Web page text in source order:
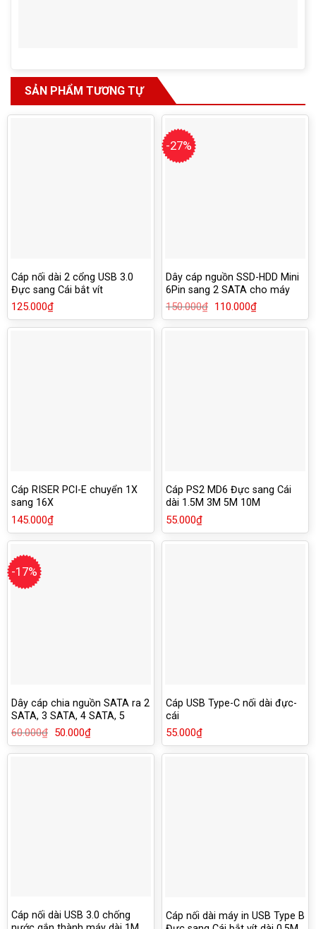
SẢN PHẨM TƯƠNG TỰ
Cáp nối dài 2 cổng USB 3.0
Đực sang Cái bắt vít
125.000₫
-27%
Dây cáp nguồn SSD-HDD Mini
6Pin sang 2 SATA cho máy
DELL 3653 3650 3655 3252
150.000₫
Giá
là:
110.000₫Giá
hiện
tại
Cáp RISER PCI-E chuyển 1X
sang 16X
145.000₫
Cáp PS2 MD6 Đực sang Cái
dài 1.5M 3M 5M 10M
55.000₫
-17%
Dây cáp chia nguồn SATA ra 2
SATA, 3 SATA, 4 SATA, 5
SATA 15Pin SSD HDD
60.000₫
Giá
là:
50.000₫Giá
hiện
tại
Cáp USB Type-C nối dài đực-
cái
55.000₫
Cáp nối dài USB 3.0 chống
Cáp nối dài máy in USB Type B